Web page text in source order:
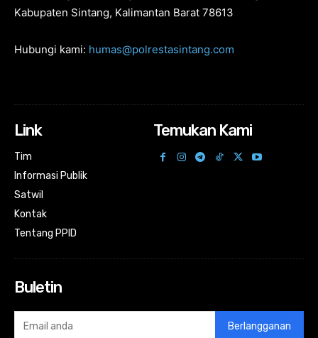
Kabupaten Sintang, Kalimantan Barat 78613
Hubungi kami: humas@polrestasintang.com
Link
Tim
Informasi Publik
Satwil
Kontak
Tentang PPID
Temukan Kami
Buletin
Berlangganan